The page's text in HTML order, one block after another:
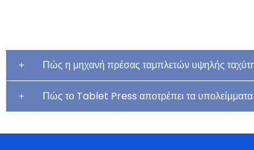
Πώς η μηχανή πρέσας ταμπλετών υψηλής
Πώς το Tablet Press αποτρέπει τα